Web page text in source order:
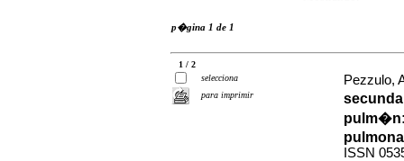
p�gina 1 de 1
1 / 2
selecciona
para imprimir
Pezzulo,
pulm�n
ISSN